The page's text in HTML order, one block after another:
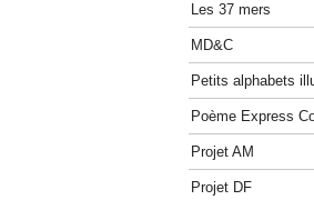
Les 37 mers
MD&C
Petits alphabets
Poème Express
Projet AM
Projet DF